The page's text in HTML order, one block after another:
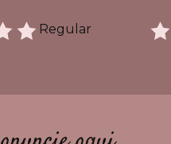
Regular